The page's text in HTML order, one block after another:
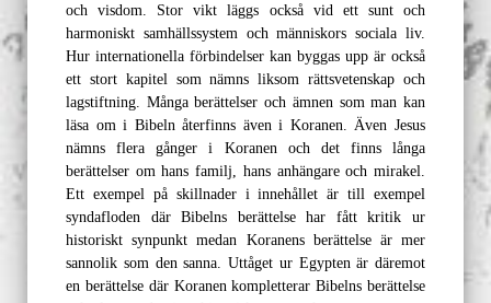
och visdom. Stor vikt läggs också vid ett sunt och
harmoniskt samhällssystem och människors sociala liv.
Hur internationella förbindelser kan byggas upp är också
ett stort kapitel som nämns liksom rättsvetenskap och
lagstiftning. Många berättelser och ämnen som man kan
läsa om i Bibeln återfinns även i Koranen. Även Jesus
nämns flera gånger i Koranen och det finns långa
berättelser om hans familj, hans anhängare och mirakel.
Ett exempel på skillnader i innehållet är till exempel
syndafloden där Bibelns berättelse har fått kritik ur
historiskt synpunkt medan Koranens berättelse är mer
sannolik som den sanna. Uttåget ur Egypten är däremot
en berättelse där Koranen kompletterar Bibelns berättelse